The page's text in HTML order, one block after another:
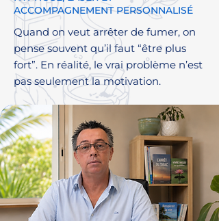
ACCOMPAGNEMENT PERSONNALISÉ
Quand on veut arrêter de fumer, on
pense souvent qu’il faut “être plus
fort”. En réalité, le vrai problème n’est
pas seulement la motivation.